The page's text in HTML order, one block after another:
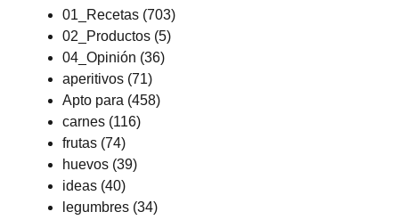
01_Recetas (703)
02_Productos (5)
04_Opinión (36)
aperitivos (71)
Apto para (458)
carnes (116)
frutas (74)
huevos (39)
ideas (40)
legumbres (34)